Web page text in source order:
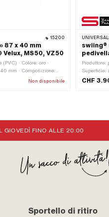
15200
87 x 40 mm
Velux, MS50, VZ50
· Colore: oro ·
mm · Composizione
Resistente ai raggi UV ·
Non disponibile
swiing®
Produttore:
Superficie:
(filettatura
CHF
GIOVEDÌ FINO ALLE 20:00
Sportello di ritiro